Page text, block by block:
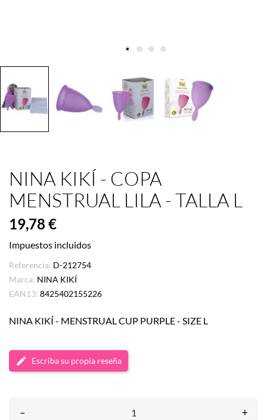
NINA KIKÍ - COPA
MENSTRUAL LILA - TALLA L
19,78 €
Impuestos incluidos
Referencia: D-212754
Marca: NINA KIKÍ
EAN13: 8425402155226
NINA KIKÍ - MENSTRUAL CUP PURPLE - SIZE L
Escriba su propia reseña
– +